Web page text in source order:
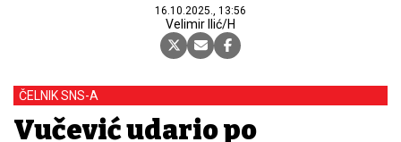
16.10.2025., 13:56
Velimir Ilić/H
ČELNIK SNS-A
Vučević udario po